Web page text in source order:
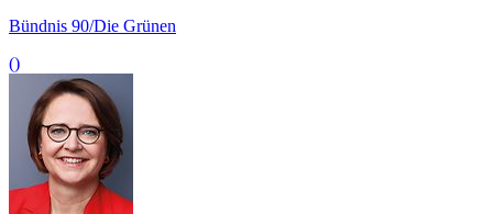
Bündnis 90/Die Grünen
()